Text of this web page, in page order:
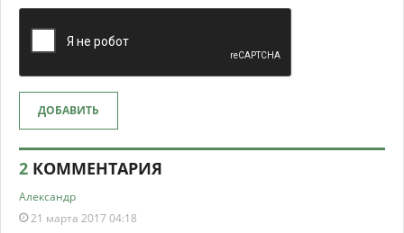
ДОБАВИТЬ
2 КОММЕНТАРИЯ
Александр
21 марта 2017 04:18